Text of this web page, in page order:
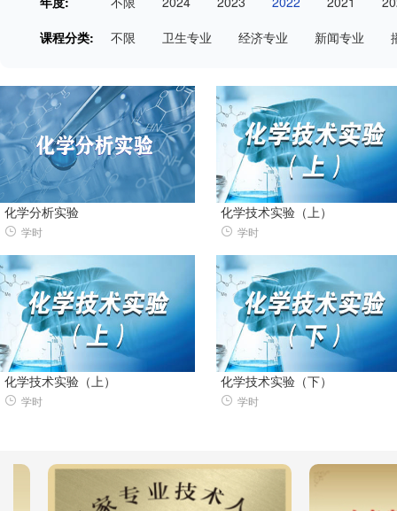
课程分类:
不限 卫生专业 经济专业 新闻专业
化学分析实验
学时
化学技术实验（上）
学时
化学技术实验（上）
学时
化学技术实验（下）
学时